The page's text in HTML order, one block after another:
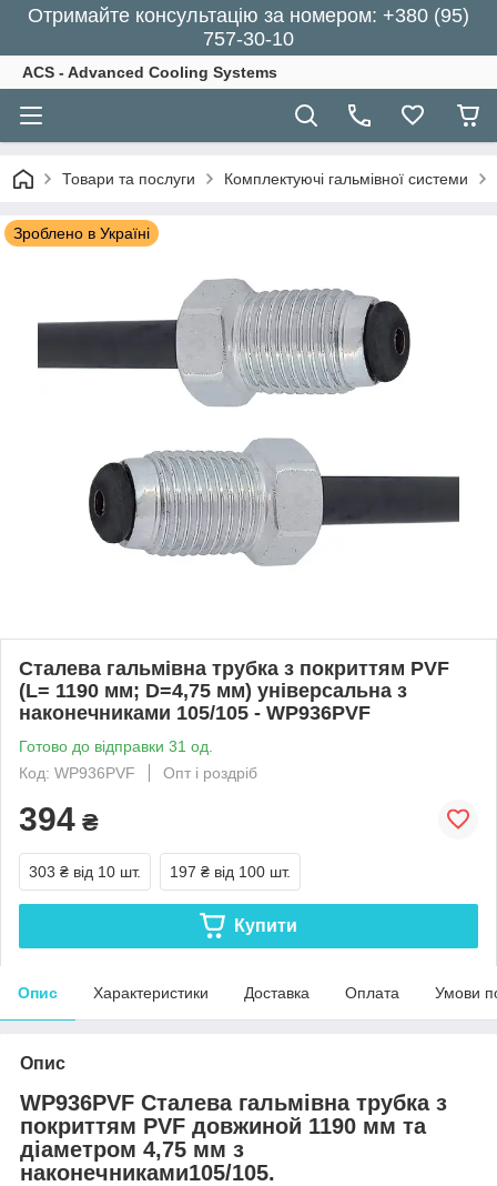
Отримайте консультацію за номером: +380 (95)
757-30-10
ACS - Advanced Cooling Systems
Товари та послуги Комплектуючі гальмівної системи
Зроблено в Україні
Сталева гальмівна трубка з покриттям PVF
(L= 1190 мм; D=4,75 мм) універсальна з
наконечниками 105/105 - WP936PVF
Готово до відправки 31 од.
Код: WP936PVF
Опт і роздріб
394 ₴
303 ₴ від 10 шт. 197 ₴ від 100 шт.
Купити
Опис Характеристики Доставка Оплата Умови
Опис
WP936PVF Сталева гальмівна трубка з
покриттям PVF довжиной 1190 мм та
діаметром 4,75 мм з
наконечниками105/105.